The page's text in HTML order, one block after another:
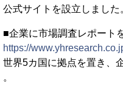
公式サイトを設立しました
■企業に市場調査レポート
https://
世界5カ国に拠点を置き、
。